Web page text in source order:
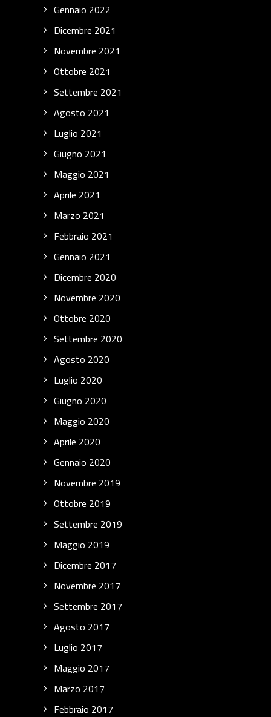
Gennaio 2022
Dicembre 2021
Novembre 2021
Ottobre 2021
Settembre 2021
Agosto 2021
Luglio 2021
Giugno 2021
Maggio 2021
Aprile 2021
Marzo 2021
Febbraio 2021
Gennaio 2021
Dicembre 2020
Novembre 2020
Ottobre 2020
Settembre 2020
Agosto 2020
Luglio 2020
Giugno 2020
Maggio 2020
Aprile 2020
Gennaio 2020
Novembre 2019
Ottobre 2019
Settembre 2019
Maggio 2019
Dicembre 2017
Novembre 2017
Settembre 2017
Agosto 2017
Luglio 2017
Maggio 2017
Marzo 2017
Febbraio 2017